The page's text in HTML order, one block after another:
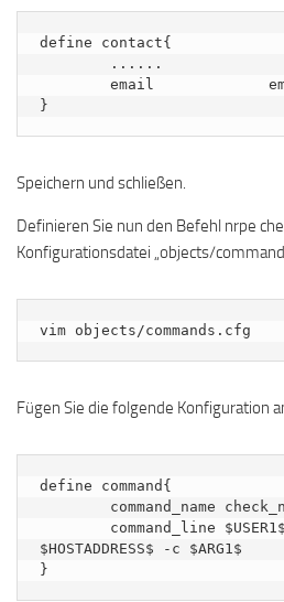
define contact{
......
email
}
Speichern und schließen.
Definieren Sie nun den Befehl nrpe
Konfigurationsdatei „objects/
vim objects/commands.cfg
Fügen Sie die folgende Konfiguration
define command{
command_name
command_line $USER1$/
$HOSTADDRESS$ -c $ARG1$
}